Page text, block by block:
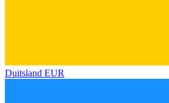
Duitsland EUR